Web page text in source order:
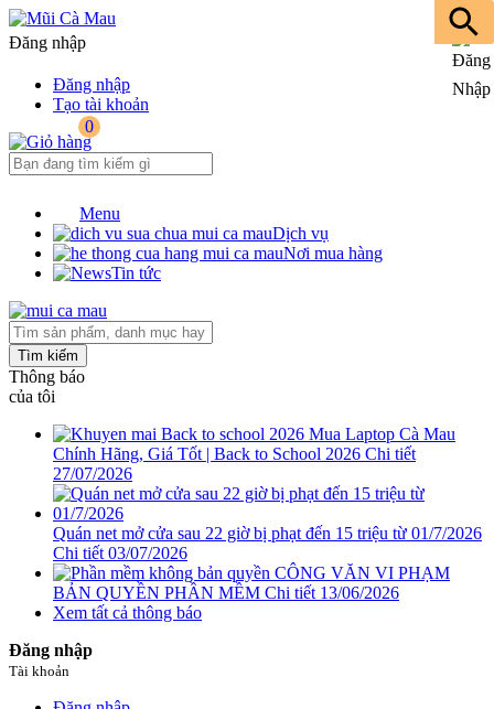
Đăng nhập
Đăng nhập
Tạo tài khoản
0
Menu
Dịch vụ
Nơi mua hàng
Tin tức
Tìm kiếm
Thông báo
của tôi
Mua Laptop Cà Mau
Chính Hãng, Giá Tốt | Back to School 2026 Chi tiết
27/07/2026
Quán net mở cửa sau 22 giờ bị phạt đến 15 triệu từ 01/7/2026
Chi tiết 03/07/2026
CÔNG VĂN VI PHẠM
BẢN QUYỀN PHẦN MỀM Chi tiết 13/06/2026
Xem tất cả thông báo
Đăng nhập
Tài khoản